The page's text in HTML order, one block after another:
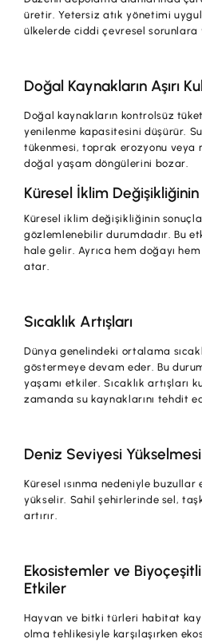
üretir. Yetersiz atık yönetimi
ülkelerde ciddi çevresel sorunlara
Doğal Kaynakların Aşırı
Doğal kaynakların kontrolsüz
yenilenme kapasitesini düşürür.
tükenmesi, toprak erozyonu veya
doğal yaşam döngülerini bozar.
Küresel İklim
Küresel iklim değişikliğinin
gözlemlenebilir durumdadır. Bu
hale gelir. Ayrıca hem doğayı
atar.
Sıcaklık Artışları
Dünya genelindeki ortalama
göstermeye devam eder. Bu
yaşamı etkiler. Sıcaklık artışları
zamanda su kaynaklarını tehdit
Deniz Seviyesi Yükselmesi
Küresel ısınma nedeniyle
yükselir. Sahil şehirlerinde sel,
artırır.
Ekosistemler ve
Etkiler
Hayvan ve bitki türleri habitat
olma tehlikesiyle karşılaşırken